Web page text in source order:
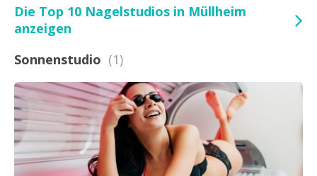
Die Top 10 Nagelstudios in Müllheim
anzeigen
Sonnenstudio (1)